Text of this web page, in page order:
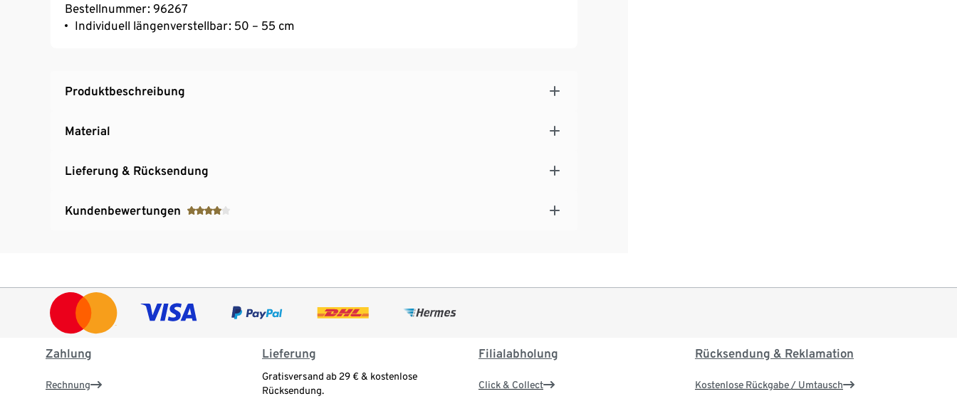
Bestellnummer: 96267
Individuell längenverstellbar: 50 – 55 cm
Produktbeschreibung
Material
Lieferung & Rücksendung
Kundenbewertungen
Zahlung
Rechnung
Lieferung
Gratisversand ab 29 € & kostenlose
Rücksendung.
Filialabholung
Click & Collect
Rücksendung & Reklamation
Kostenlose Rückgabe / Umtausch